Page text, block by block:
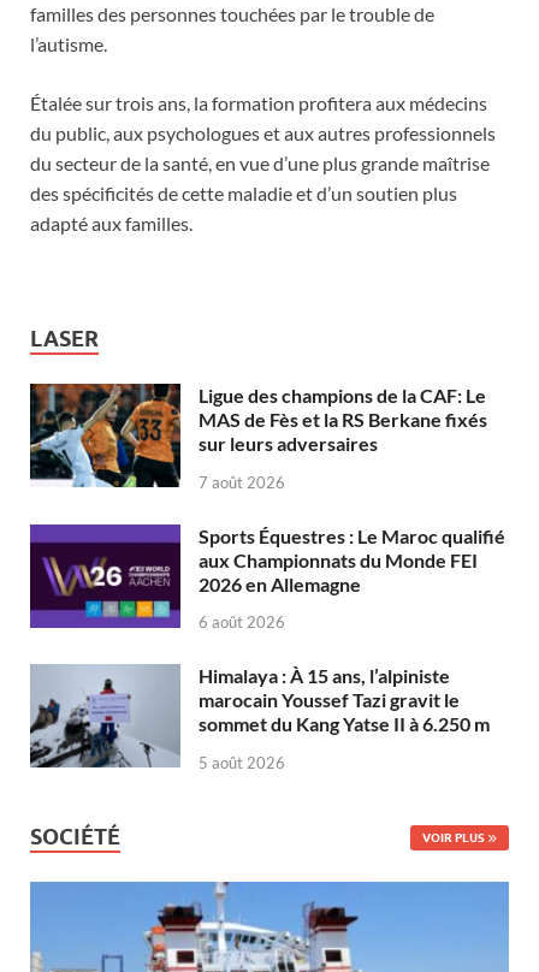
familles des personnes touchées par le trouble de
l’autisme.
Étalée sur trois ans, la formation profitera aux médecins
du public, aux psychologues et aux autres professionnels
du secteur de la santé, en vue d’une plus grande maîtrise
des spécificités de cette maladie et d’un soutien plus
adapté aux familles.
LASER
Ligue des champions de la CAF: Le
MAS de Fès et la RS Berkane fixés
sur leurs adversaires
7 août 2026
Sports Équestres : Le Maroc qualifié
aux Championnats du Monde FEI
2026 en Allemagne
6 août 2026
Himalaya : À 15 ans, l’alpiniste
marocain Youssef Tazi gravit le
sommet du Kang Yatse II à 6.250 m
5 août 2026
SOCIÉTÉ VOIR PLUS